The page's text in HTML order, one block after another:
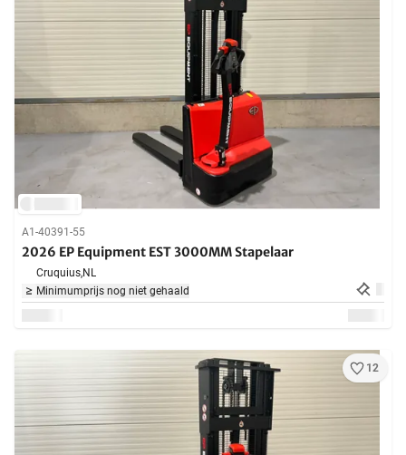
A1-40391-55
2026 EP Equipment EST 3000MM Stapelaar
Cruquius,NL
Minimumprijs nog niet gehaald
12